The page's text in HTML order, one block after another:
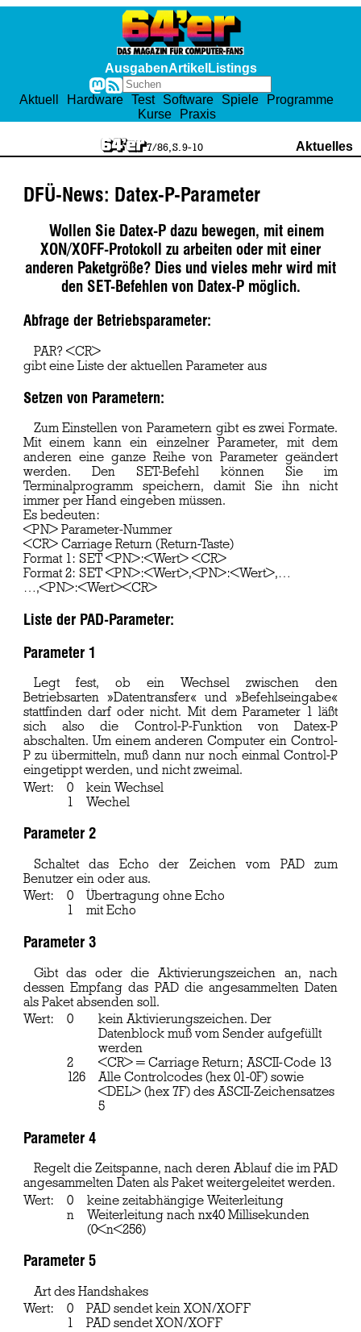
AusgabenArtikel Listings
Aktuell Hardware Test Software Spiele
Programme
Kurse
Praxis
Aktuelles
7/86, S. 9-10
DFÜ-News: Datex-P-Parameter
Wollen Sie Datex-P dazu bewegen, mit einem
XON/XOFF-Protokoll zu arbeiten oder mit einer
anderen Paketgröße? Dies und vieles mehr wird mit
den SET-Befehlen von Datex-P möglich.
Abfrage der Betriebsparameter:
PAR? <CR>
gibt eine Liste der aktuellen Parameter aus
Setzen von Parametern:
Zum Einstellen von Parametern gibt es zwei Formate.
Mit einem kann ein einzelner Parameter, mit dem
anderen eine ganze Reihe von Parameter geändert
werden. Den SET-Befehl können Sie im
Terminalprogramm speichern, damit Sie ihn nicht
immer per Hand eingeben müssen.
Es bedeuten:
<PN> Parameter-Nummer
<CR> Carriage Return (Return-Taste)
Format 1: SET <PN>:<Wert> <CR>
Format 2: SET <PN>:<Wert>,<PN>:<Wert>,…
…,<PN>:<Wert><CR>
Liste der PAD-Parameter:
Parameter 1
Legt fest, ob ein Wechsel zwischen den
Betriebsarten »Datentransfer« und »Befehlseingabe«
stattfinden darf oder nicht. Mit dem Parameter 1 läßt
sich also die Control-P-Funktion von Datex-P
abschalten. Um einem anderen Computer ein Control-
P zu übermitteln, muß dann nur noch einmal Control-P
eingetippt werden, und nicht zweimal.
Wert:
0
kein Wechsel
1
Wechel
Parameter 2
Schaltet das Echo der Zeichen vom PAD zum
Benutzer ein oder aus.
Wert:
0
Übertragung ohne Echo
1
mit Echo
Parameter 3
Gibt das oder die Aktivierungszeichen an, nach
dessen Empfang das PAD die angesammelten Daten
als Paket absenden soll.
Wert:
0
kein Aktivierungszeichen. Der
Datenblock muß vom Sender aufgefüllt
werden
2
<CR> = Carriage Return; ASCII-Code 13
126
Alle Controlcodes (hex 01-0F) sowie
<DEL> (hex 7F) des ASCII-Zeichensatzes
5
Parameter 4
Regelt die Zeitspanne, nach deren Ablauf die im PAD
angesammelten Daten als Paket weitergeleitet werden.
Wert:
0
keine zeitabhängige Weiterleitung
n
Weiterleitung nach nx40 Millisekunden
(0<n<256)
Parameter 5
Art des Handshakes
Wert:
0
PAD sendet kein XON/XOFF
1
PAD sendet XON/XOFF